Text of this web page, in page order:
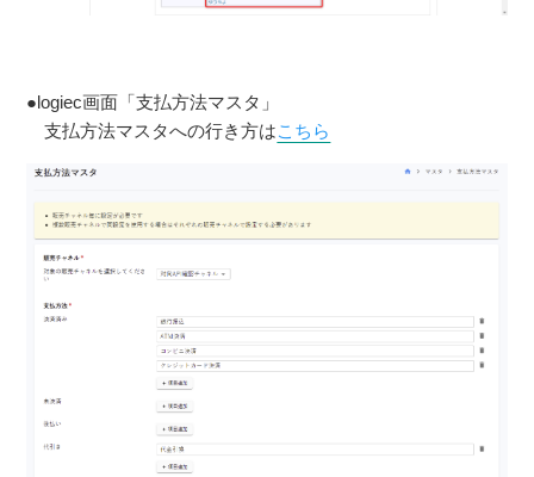
●logiec画面「支払方法マスタ」
支払方法マスタへの行き方はこちら